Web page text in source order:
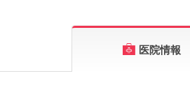
医院情報